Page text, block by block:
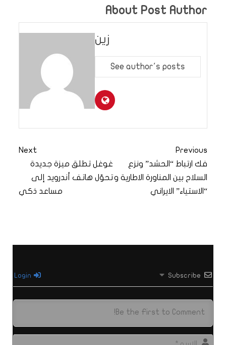
About Post Author
زين
See author's posts
Previous
فك ارتباط “الحشد” ونزع
السلاح بين المناورة الاطارية و
“الاستياء” الايراني
Next
غوغل تطلق ميزة جديدة
تحوّل هاتف أندرويد إلى
مساعد ذكي
Subscribe